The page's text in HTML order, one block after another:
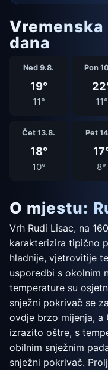
Vremenska
dana
Ned 9.8.
19°
11°
Pon
11°
Čet 13.8.
18°
10°
Pet
8°
O mjestu:
Vrh Rudi Lisac, na
karakterizira tipično
hladnije, vjetrovitije
usporedbi s okolnim
temperature su
snježni pokrivač se
ovdje brzo mijenja, a
izrazito oštre, s
obilnim snježnim
snježni pokrivač.